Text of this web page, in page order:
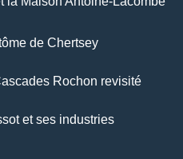
de Chertsey
Rochon revisité
et ses industries